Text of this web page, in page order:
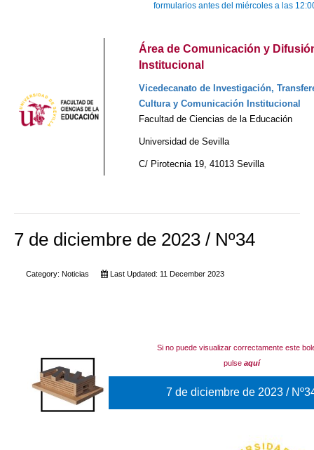
formularios antes del miércoles a las
Área de Comunicación y
Institucional
Vicedecanato de Investigación,
Cultura y Comunicación Institucional
Facultad de Ciencias de la Educación
Universidad de Sevilla
C/ Pirotecnia 19, 41013 Sevilla
7 de diciembre de 2023 / Nº34
Category: Noticias Last Updated: 11 December 2023
Si no puede visualizar correctamente este
pulse aquí
7 de diciembre de 2023 /